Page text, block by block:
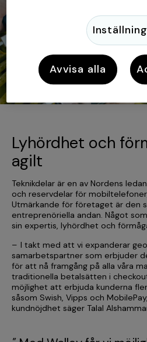
Lyhördhet och
agilt
Teknikdelar är en av Nordens
och reservdelar för
Utmärkande för företaget är den
entreprenöriella andan. Något
sin expertis, lyhördhet och
– I takt med att vi expanderar
samarbetspartner som erbjuder
för att nå framgång på alla våra
traditionella betalsätten i
möjlighet att erbjuda kunderna
såsom Swish, Vipps och
kundnöjdhet säger Talal
Avvisa alla